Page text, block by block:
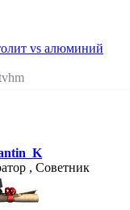
vs алюминий
, Советник